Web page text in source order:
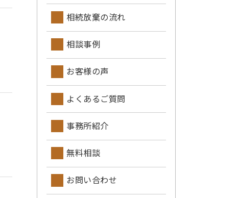
相続放棄の流れ
相談事例
お客様の声
よくあるご質問
事務所紹介
無料相談
お問い合わせ